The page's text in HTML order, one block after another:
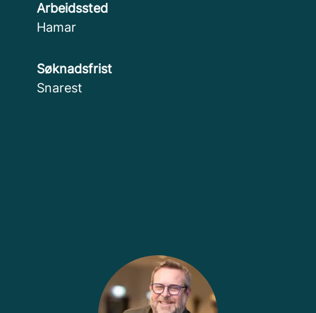
Arbeidssted
Hamar
Søknadsfrist
Snarest